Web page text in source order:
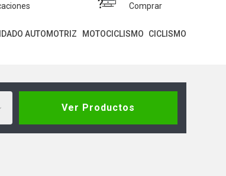
Comprar
AUTOMOTRIZ MOTOCICLISMO CICLISMO
Ver Productos